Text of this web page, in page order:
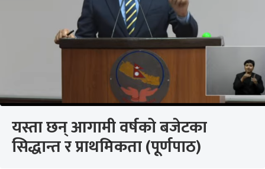
यस्ता छन् आगामी वर्षको बजेटका
सिद्धान्त र प्राथमिकता (पूर्णपाठ)